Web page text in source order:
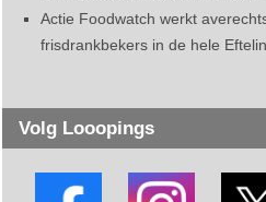
Actie Foodwatch werkt
frisdrankbekers in de hele
Volg Looopings